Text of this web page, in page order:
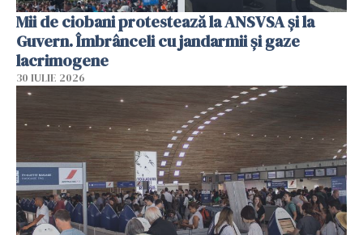
Mii de ciobani protestează la ANSVSA și la
Guvern. Îmbrânceli cu jandarmii și gaze
lacrimogene
30 IULIE 2026